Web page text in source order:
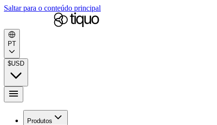
Saltar para o conteúdo principal
PT
$USD
Produtos